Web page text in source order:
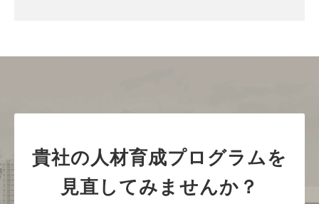
貴社の人材育成プログラムを
見直してみませんか？